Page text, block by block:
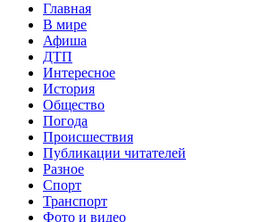
Главная
В мире
Афиша
ДТП
Интересное
История
Общество
Погода
Происшествия
Публикации читателей
Разное
Спорт
Транспорт
Фото и видео